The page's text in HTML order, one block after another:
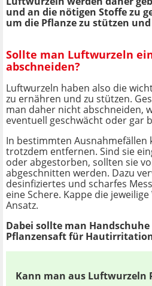
und an die nötigen Stoffe zu
um die Pflanze zu stützen
Sollte man Luftwurzeln
abschneiden?
Luftwurzeln haben also die
zu ernähren und zu stützen.
man daher nicht abschneiden,
eventuell geschwächt oder gar
In bestimmten Ausnahmefällen
trotzdem entfernen. Sind sie
oder abgestorben, sollten sie
abgeschnitten werden. Dazu
desinfiziertes und scharfes
eine Schere. Kappe die
Ansatz.
Dabei sollte man
Pflanzensaft für
Kann man aus Luftwurzeln